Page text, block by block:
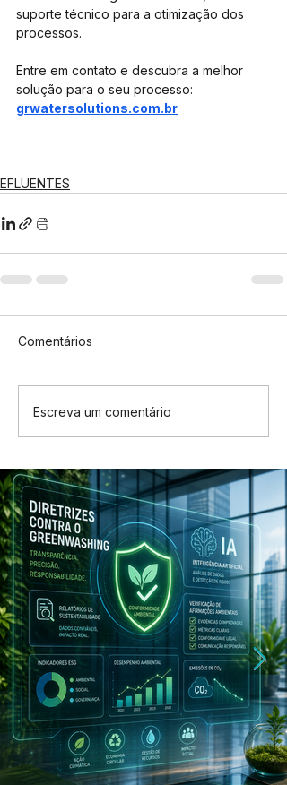
suporte técnico para a otimização dos
processos.
Entre em contato e descubra a melhor
solução para o seu processo:
grwatersolutions.com.br
EFLUENTES
Comentários
Escreva um comentário